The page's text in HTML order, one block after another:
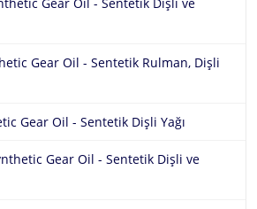
Gear Oil - Sentetik Rulman, Dişli
Gear Oil - Sentetik Dişli Yağı
Gear Oil - Sentetik Dişli ve